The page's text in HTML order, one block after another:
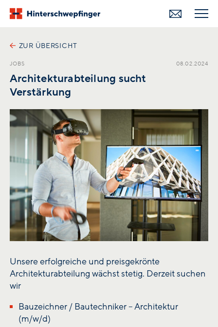
JOBS 08.02.2024
ZUR ÜBERSICHT
Architekturabteilung sucht
Verstärkung
Unsere erfolgreiche und preisgekrönte
Architekturabteilung wächst stetig. Derzeit suchen
wir
Bauzeichner / Bautechniker – Architektur
(m/w/d)